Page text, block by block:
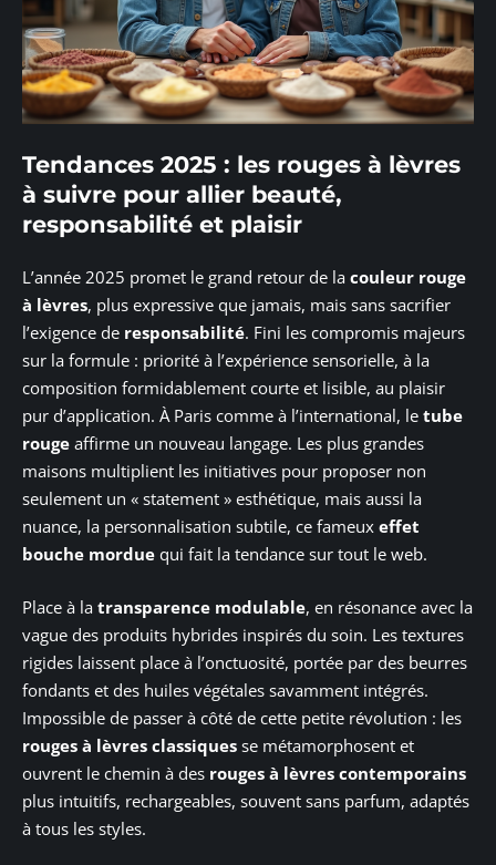
Tendances 2025 : les rouges à lèvres
à suivre pour allier beauté,
responsabilité et plaisir
L’année 2025 promet le grand retour de la couleur rouge
à lèvres, plus expressive que jamais, mais sans sacrifier
l’exigence de responsabilité. Fini les compromis majeurs
sur la formule : priorité à l’expérience sensorielle, à la
composition formidablement courte et lisible, au plaisir
pur d’application. À Paris comme à l’international, le tube
rouge affirme un nouveau langage. Les plus grandes
maisons multiplient les initiatives pour proposer non
seulement un « statement » esthétique, mais aussi la
nuance, la personnalisation subtile, ce fameux effet
bouche mordue qui fait la tendance sur tout le web.
Place à la transparence modulable, en résonance avec la
vague des produits hybrides inspirés du soin. Les textures
rigides laissent place à l’onctuosité, portée par des beurres
fondants et des huiles végétales savamment intégrés.
Impossible de passer à côté de cette petite révolution : les
rouges à lèvres classiques se métamorphosent et
ouvrent le chemin à des rouges à lèvres contemporains
plus intuitifs, rechargeables, souvent sans parfum, adaptés
à tous les styles.